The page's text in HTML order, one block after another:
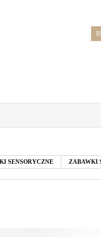
SENSORYCZNE ZABAWKI